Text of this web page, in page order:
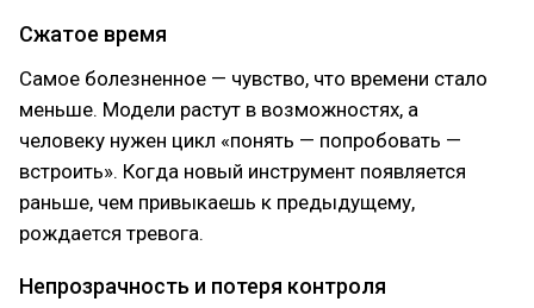
Сжатое время
Самое болезненное — чувство, что времени стало
меньше. Модели растут в возможностях, а
человеку нужен цикл «понять — попробовать —
встроить». Когда новый инструмент появляется
раньше, чем привыкаешь к предыдущему,
рождается тревога.
Непрозрачность и потеря контроля